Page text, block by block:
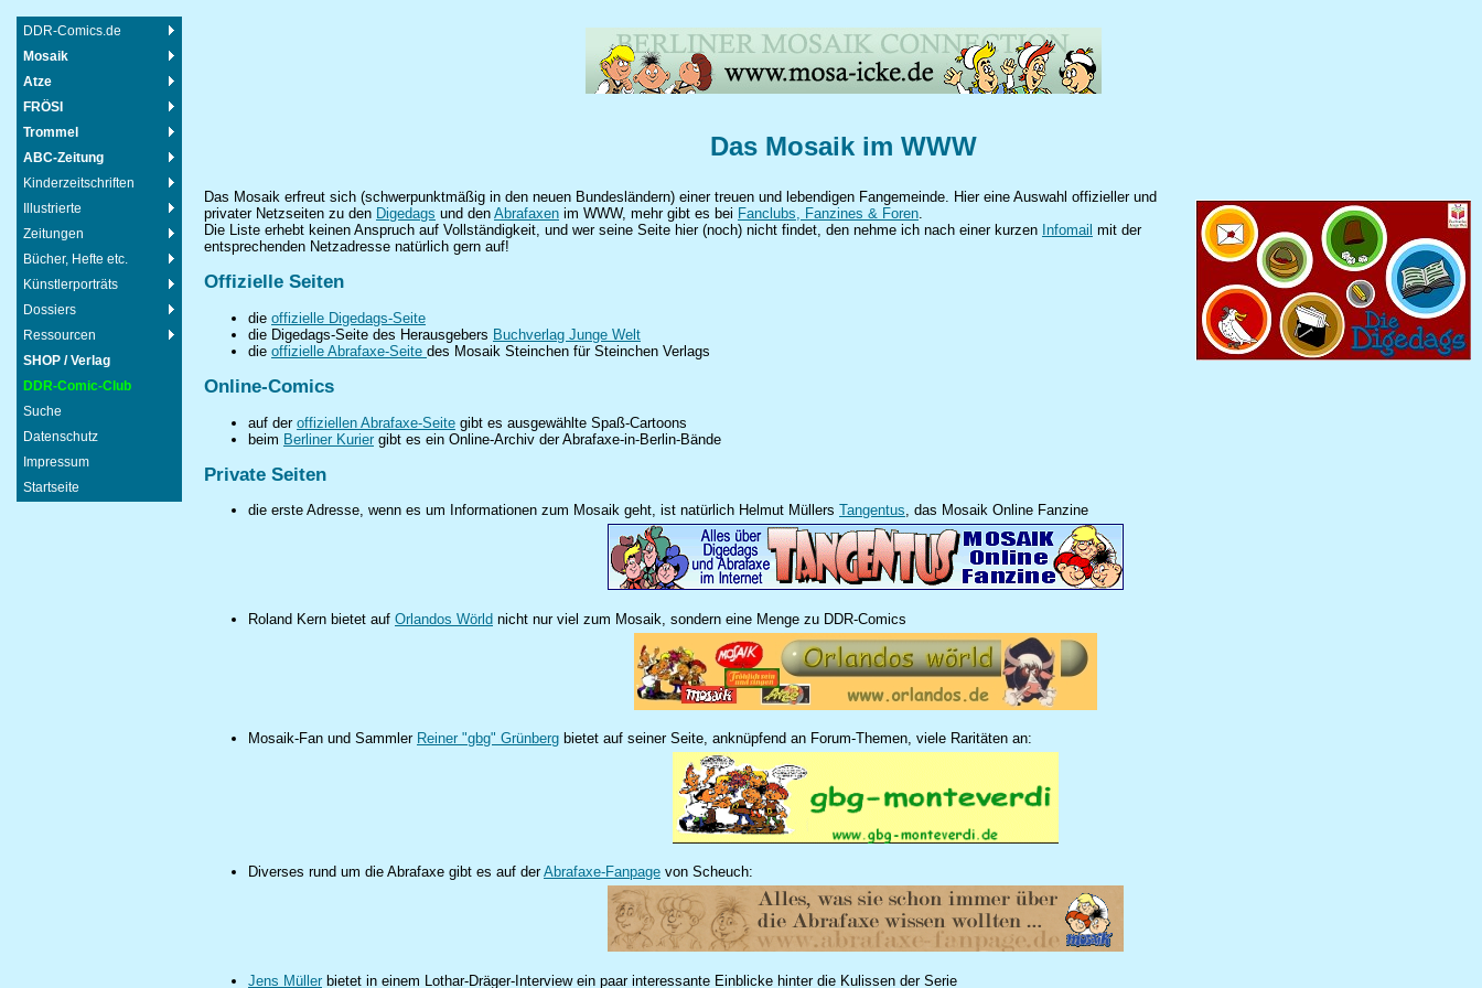
Das Mosaik im WWW
Das Mosaik erfreut sich (schwerpunktmäßig in den neuen Bundesländern) einer treuen und lebendigen Fangemeinde. Hier eine Auswahl offizieller und
privater Netzseiten zu den Digedags und den Abrafaxen im WWW, mehr gibt es bei Fanclubs, Fanzines & Foren.
Die Liste erhebt keinen Anspruch auf Vollständigkeit, und wer seine Seite hier (noch) nicht findet, den nehme ich nach einer kurzen Infomail mit der
entsprechenden Netzadresse natürlich gern auf!
Offizielle Seiten
die offizielle Digedags-Seite
die Digedags-Seite des Herausgebers Buchverlag Junge Welt
die offizielle Abrafaxe-Seite des Mosaik Steinchen für Steinchen Verlags
Online-Comics
auf der offiziellen Abrafaxe-Seite gibt es ausgewählte Spaß-Cartoons
beim Berliner Kurier gibt es ein Online-Archiv der Abrafaxe-in-Berlin-Bände
Private Seiten
die erste Adresse, wenn es um Informationen zum Mosaik geht, ist natürlich Helmut Müllers Tangentus, das Mosaik Online Fanzine
Roland Kern bietet auf Orlandos Wörld nicht nur viel zum Mosaik, sondern eine Menge zu DDR-Comics
Mosaik-Fan und Sammler Reiner "gbg" Grünberg bietet auf seiner Seite, anknüpfend an Forum-Themen, viele Raritäten an:
Diverses rund um die Abrafaxe gibt es auf derAbrafaxe-Fanpage von Scheuch:
Jens Müller bietet in einem Lothar-Dräger-Interview ein paar interessante Einblicke hinter die Kulissen der Serie
DDR-Comics.de
Mosaik
Atze
FRÖSI
Trommel
ABC-Zeitung
Kinderzeitschriften
Illustrierte
Zeitungen
Bücher, Hefte etc.
Künstlerporträts
Dossiers
Ressourcen
SHOP / Verlag
DDR-Comic-Club
Suche
Datenschutz
Impressum
Startseite